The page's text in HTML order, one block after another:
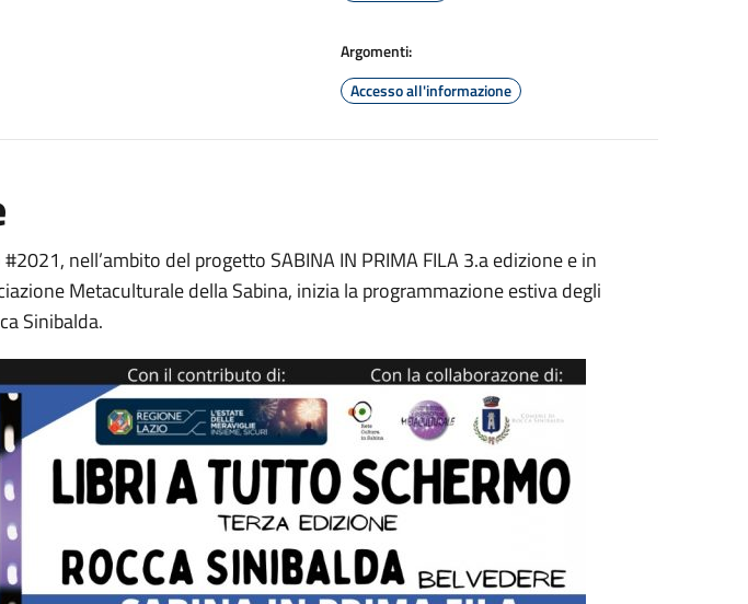
Argomenti:
Accesso all'informazione
nell’ambito del progetto SABINA IN PRIMA FILA 3.a edizione e in
Metaculturale della Sabina, inizia la programmazione estiva degli
Sinibalda.